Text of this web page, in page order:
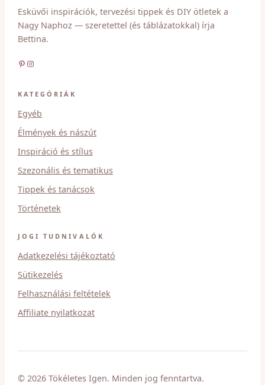
Esküvői inspirációk, tervezési tippek és DIY ötletek a
Nagy Naphoz — szeretettel (és táblázatokkal) írja
Bettina.
Pinterest Instagram
KATEGÓRIÁK
Egyéb
Élmények és nászút
Inspiráció és stílus
Szezonális és tematikus
Tippek és tanácsok
Történetek
JOGI TUDNIVALÓK
Adatkezelési tájékoztató
Sütikezelés
Felhasználási feltételek
Affiliate nyilatkozat
© 2026 Tökéletes Igen. Minden jog fenntartva.